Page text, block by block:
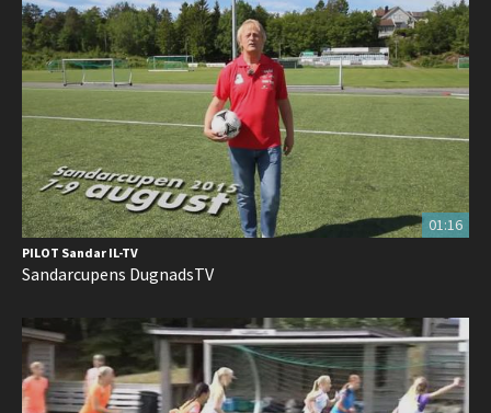
01:16
PILOT Sandar IL-TV
Sandarcupens DugnadsTV